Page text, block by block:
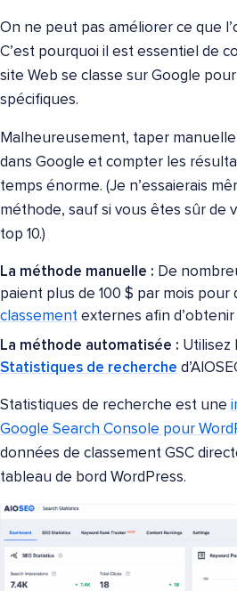
On ne peut pas améliorer ce que
C’est pourquoi il est essentiel de
site Web se classe sur Google
spécifiques.
Malheureusement, taper
dans Google et compter les
temps énorme. (Je n’essaierais
méthode, sauf si vous êtes sûr de
top 10.)
La méthode manuelle : De
paient plus de 100 $ par mois pour
classement externes afin
La méthode automatisée : Utilisez
Statistiques de recherche
Statistiques de recherche est une
Google Search Console pour
données de classement GSC
tableau de bord WordPress.